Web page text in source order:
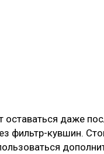
оставаться даже
фильтр-кувшин.